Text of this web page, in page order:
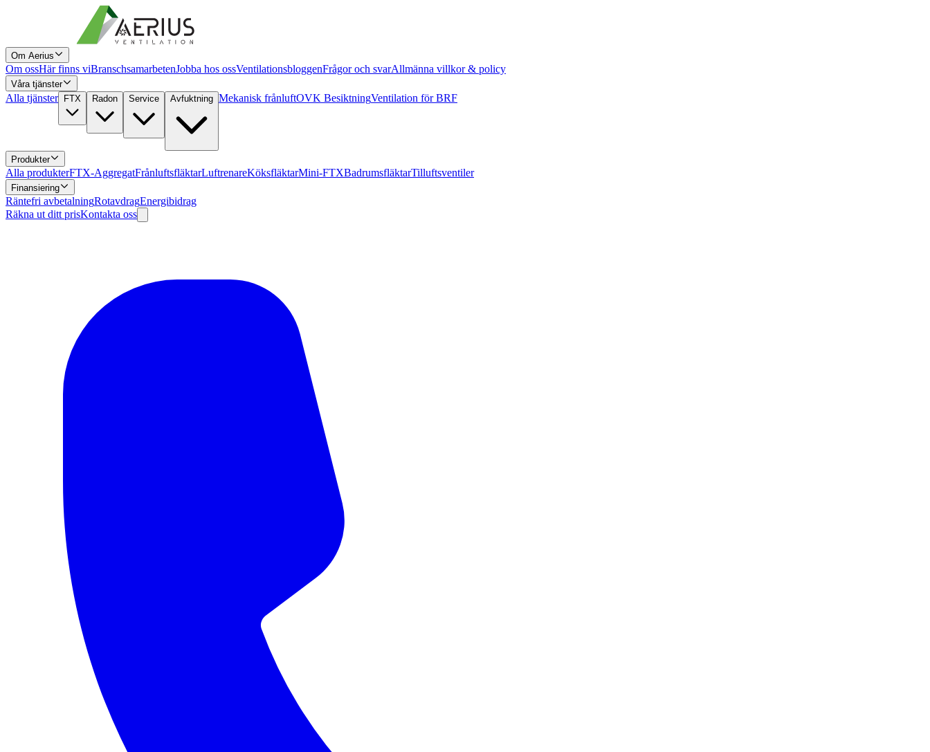
Om Aerius
Om ossHär finns viBranschsamarbetenJobba hos ossVentilationsbloggenFrågor och svarAllmänna villkor & policy
Våra tjänster
Alla tjänster FTX Radon Service Avfuktning Mekanisk frånluftOVK BesiktningVentilation för BRF
Produkter
Alla produkterFTX-AggregatFrånluftsfläktarLuftrenareKöksfläktarMini-FTXBadrumsfläktarTilluftsventiler
Finansiering
Räntefri avbetalningRotavdragEnergibidrag
Räkna ut ditt prisKontakta oss